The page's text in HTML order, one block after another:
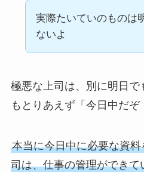
実際たいていのものは
ないよ
極悪な上司は、別に明日
もとりあえず「今日中だぞ
本当に今日中に必要な資
司は、仕事の管理ができて